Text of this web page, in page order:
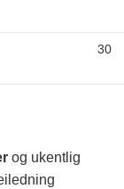
30
og ukentlig